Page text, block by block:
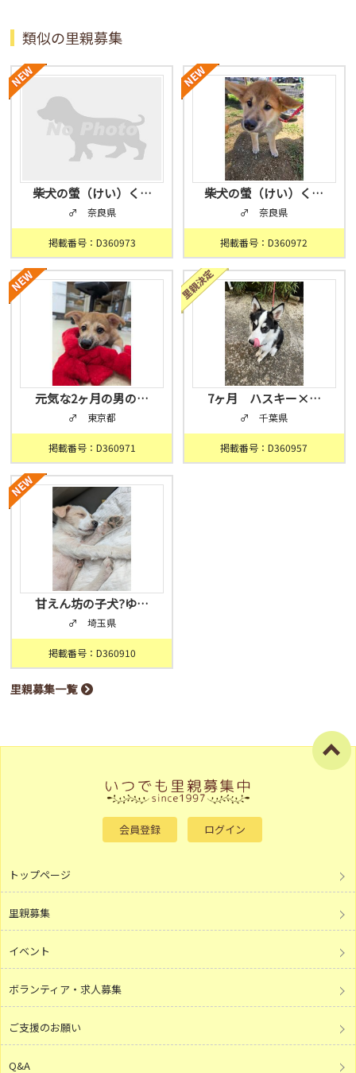
類似の里親募集
柴犬の螢（けい）く…
♂ 奈良県
掲載番号：D360973
柴犬の螢（けい）く…
♂ 奈良県
掲載番号：D360972
元気な2ヶ月の男の…
♂ 東京都
掲載番号：D360971
7ヶ月 ハスキー×…
♂ 千葉県
掲載番号：D360957
甘えん坊の子犬?ゆ…
♂ 埼玉県
掲載番号：D360910
里親募集一覧
会員登録 ログイン
トップページ
里親募集
イベント
ボランティア・求人募集
ご支援のお願い
Q&A